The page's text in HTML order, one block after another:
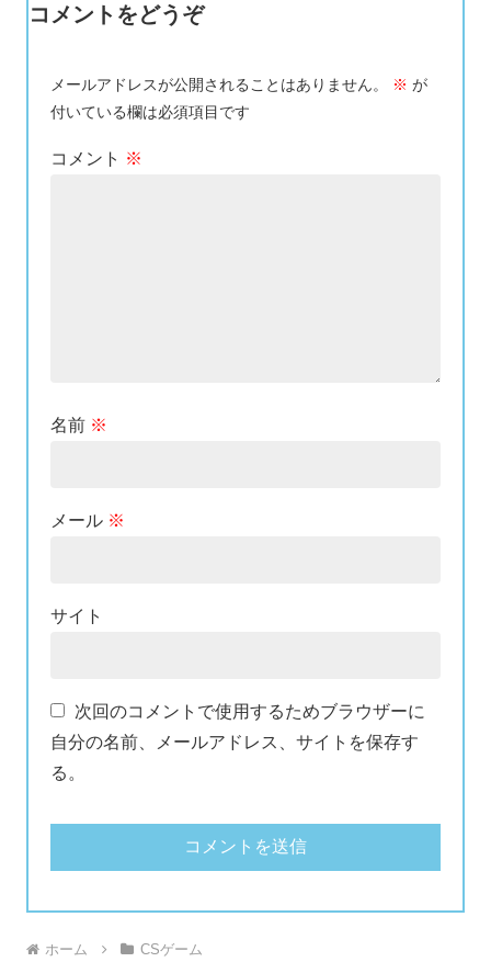
コメントをどうぞ
メールアドレスが公開されることはありません。 ※ が
付いている欄は必須項目です
コメント ※
名前 ※
メール ※
サイト
次回のコメントで使用するためブラウザーに
自分の名前、メールアドレス、サイトを保存す
る。
ホーム CSゲーム